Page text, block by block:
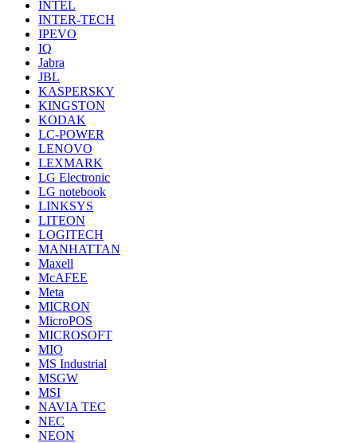
INTEL
INTER-TECH
IPEVO
IQ
Jabra
JBL
KASPERSKY
KINGSTON
KODAK
LC-POWER
LENOVO
LEXMARK
LG Electronic
LG notebook
LINKSYS
LITEON
LOGITECH
MANHATTAN
Maxell
McAFEE
Meta
MICRON
MicroPOS
MICROSOFT
MIO
MS Industrial
MSGW
MSI
NAVIA TEC
NEC
NEON